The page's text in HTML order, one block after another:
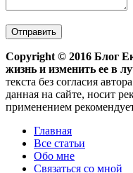
Copyright © 2016 Блог
жизнь и изменить ее в
текста без согласия
данная на сайте, носит
применением
Главная
Все статьи
Обо мне
Связаться со мной